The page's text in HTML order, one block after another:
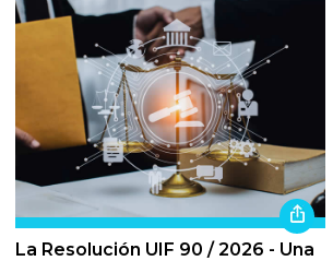
La Resolución UIF 90 / 2026 - Una